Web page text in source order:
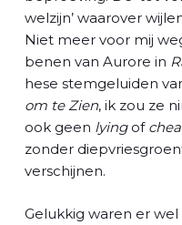
welzijn’ waarover
Niet meer voor mij
benen van Aurore in
hese stemgeluiden
om te Zien, ik zou ze
ook geen lying of
zonder
verschijnen.
Gelukkig waren er